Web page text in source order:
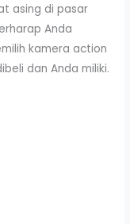
asing di pasar
Anda
kamera action
dan Anda miliki.